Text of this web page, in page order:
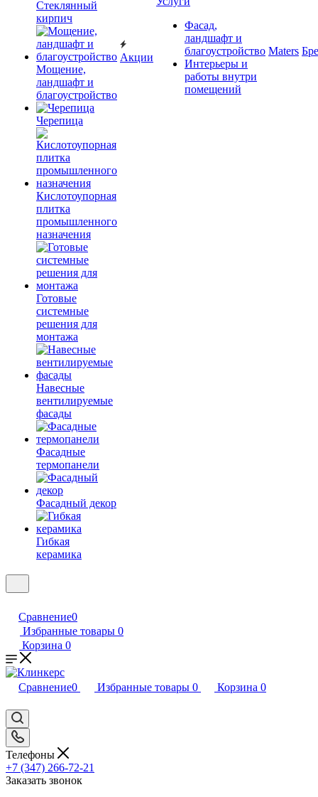
Cтеклянный
кирпич
Мощение,
ландшафт и
благоустройство
Черепица
Кислотоупорная
плитка
промышленного
назначения
Готовые
системные
решения для
монтажа
Навесные
вентилируемые
фасады
Фасадные
термопанели
Фасадный декор
Гибкая
керамика
Акции
Фасад,
ландшафт и
благоустройство
Интерьеры и
работы внутри
помещений
Maters
Сравнение0
Избранные товары 0
Корзина 0
Сравнение0 Избранные товары 0 Корзина 0
Телефоны
+7 (347) 266-72-21
Заказать звонок